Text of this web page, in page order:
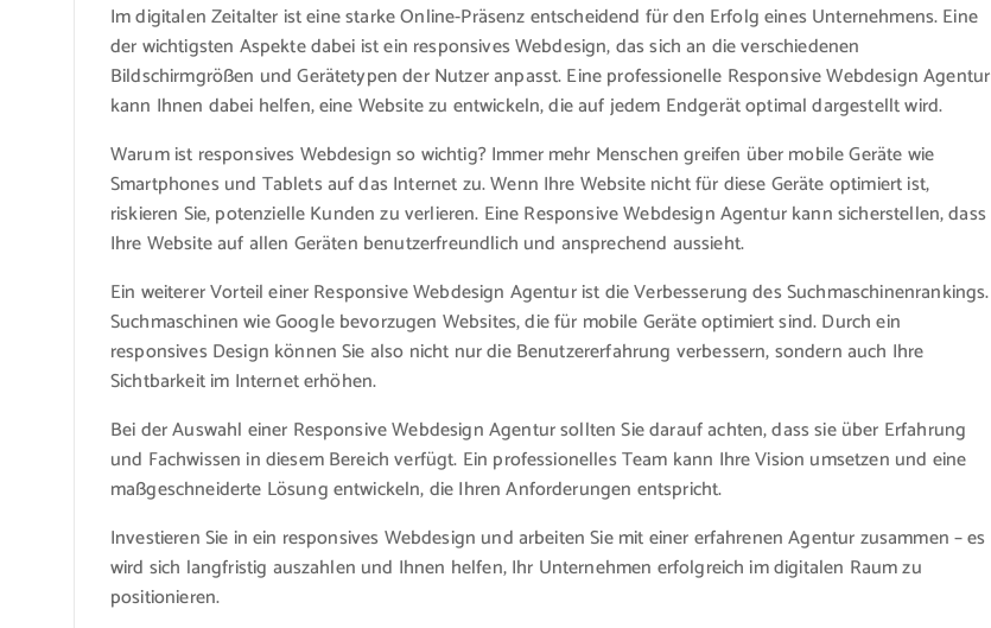
Im digitalen Zeitalter ist eine starke Online-Präsenz entscheidend für den Erfolg eines Unternehmens. Eine
der wichtigsten Aspekte dabei ist ein responsives Webdesign, das sich an die verschiedenen
Bildschirmgrößen und Gerätetypen der Nutzer anpasst. Eine professionelle Responsive Webdesign Agentur
kann Ihnen dabei helfen, eine Website zu entwickeln, die auf jedem Endgerät optimal dargestellt wird.
Warum ist responsives Webdesign so wichtig? Immer mehr Menschen greifen über mobile Geräte wie
Smartphones und Tablets auf das Internet zu. Wenn Ihre Website nicht für diese Geräte optimiert ist,
riskieren Sie, potenzielle Kunden zu verlieren. Eine Responsive Webdesign Agentur kann sicherstellen, dass
Ihre Website auf allen Geräten benutzerfreundlich und ansprechend aussieht.
Ein weiterer Vorteil einer Responsive Webdesign Agentur ist die Verbesserung des Suchmaschinenrankings.
Suchmaschinen wie Google bevorzugen Websites, die für mobile Geräte optimiert sind. Durch ein
responsives Design können Sie also nicht nur die Benutzererfahrung verbessern, sondern auch Ihre
Sichtbarkeit im Internet erhöhen.
Bei der Auswahl einer Responsive Webdesign Agentur sollten Sie darauf achten, dass sie über Erfahrung
und Fachwissen in diesem Bereich verfügt. Ein professionelles Team kann Ihre Vision umsetzen und eine
maßgeschneiderte Lösung entwickeln, die Ihren Anforderungen entspricht.
Investieren Sie in ein responsives Webdesign und arbeiten Sie mit einer erfahrenen Agentur zusammen – es
wird sich langfristig auszahlen und Ihnen helfen, Ihr Unternehmen erfolgreich im digitalen Raum zu
positionieren.